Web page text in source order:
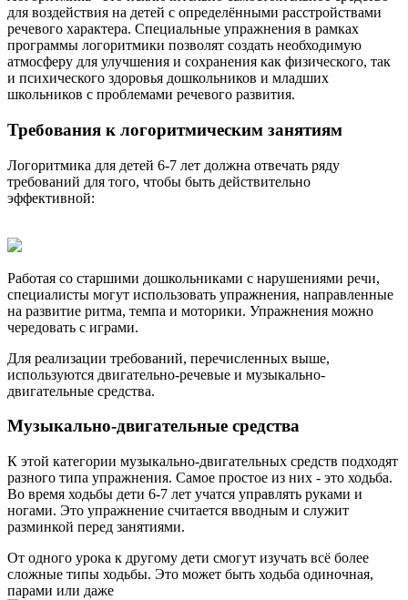
для воздействия на детей с определёнными расстройствами
речевого характера. Специальные упражнения в рамках
программы логоритмики позволят создать необходимую
атмосферу для улучшения и сохранения как физического, так
и психического здоровья дошкольников и младших
школьников с проблемами речевого развития.
Требования к логоритмическим занятиям
Логоритмика для детей 6-7 лет должна отвечать ряду
требований для того, чтобы быть действительно
эффективной:
Работая со старшими дошкольниками с нарушениями речи,
специалисты могут использовать упражнения, направленные
на развитие ритма, темпа и моторики. Упражнения можно
чередовать с играми.
Для реализации требований, перечисленных выше,
используются двигательно-речевые и музыкально-
двигательные средства.
Музыкально-двигательные средства
К этой категории музыкально-двигательных средств подходят
разного типа упражнения. Самое простое из них - это ходьба.
Во время ходьбы дети 6-7 лет учатся управлять руками и
ногами. Это упражнение считается вводным и служит
разминкой перед занятиями.
От одного урока к другому дети смогут изучать всё более
сложные типы ходьбы. Это может быть ходьба одиночная,
парами или даже